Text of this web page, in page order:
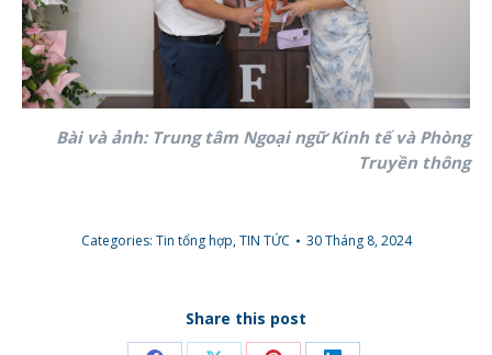
Bài và ảnh: Trung tâm Ngoại ngữ Kinh tế và Phòng
Truyền thông
Categories: Tin tổng hợp,TIN TỨC 30 Tháng 8, 2024
Share this post